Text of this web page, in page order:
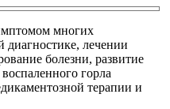
многих
диагностике, лечении
болезни, развитие
горла
терапии и